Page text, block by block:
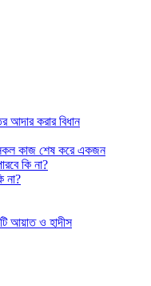
আদার করার বিধান
সকল কাজ শেষ করে একজন
কি না?
না?
আয়াত ও হাদীস